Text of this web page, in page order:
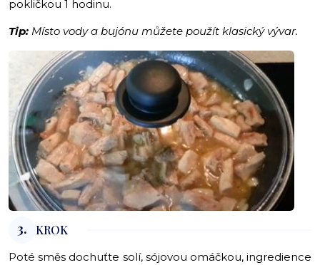
pokličkou 1 hodinu.
Tip: Místo vody a bujónu můžete použít klasický vývar.
3. KROK
Poté směs dochuťte solí, sójovou omáčkou, ingredience